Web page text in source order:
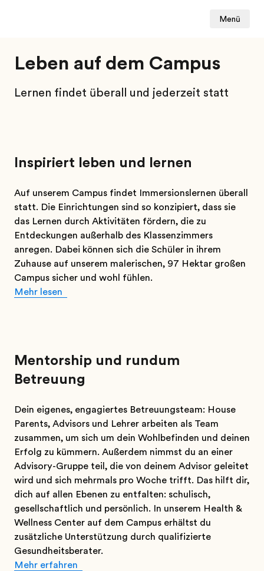
Menü
Leben auf dem Campus
Lernen findet überall und jederzeit statt
Inspiriert leben und lernen
Auf unserem Campus findet Immersionslernen überall
statt. Die Einrichtungen sind so konzipiert, dass sie
das Lernen durch Aktivitäten fördern, die zu
Entdeckungen außerhalb des Klassenzimmers
anregen. Dabei können sich die Schüler in ihrem
Zuhause auf unserem malerischen, 97 Hektar großen
Campus sicher und wohl fühlen.
Mehr lesen
Mentorship und rundum
Betreuung
Dein eigenes, engagiertes Betreuungsteam: House
Parents, Advisors und Lehrer arbeiten als Team
zusammen, um sich um dein Wohlbefinden und deinen
Erfolg zu kümmern. Außerdem nimmst du an einer
Advisory-Gruppe teil, die von deinem Advisor geleitet
wird und sich mehrmals pro Woche trifft. Das hilft dir,
dich auf allen Ebenen zu entfalten: schulisch,
gesellschaftlich und persönlich. In unserem Health &
Wellness Center auf dem Campus erhältst du
zusätzliche Unterstützung durch qualifizierte
Gesundheitsberater.
Mehr erfahren